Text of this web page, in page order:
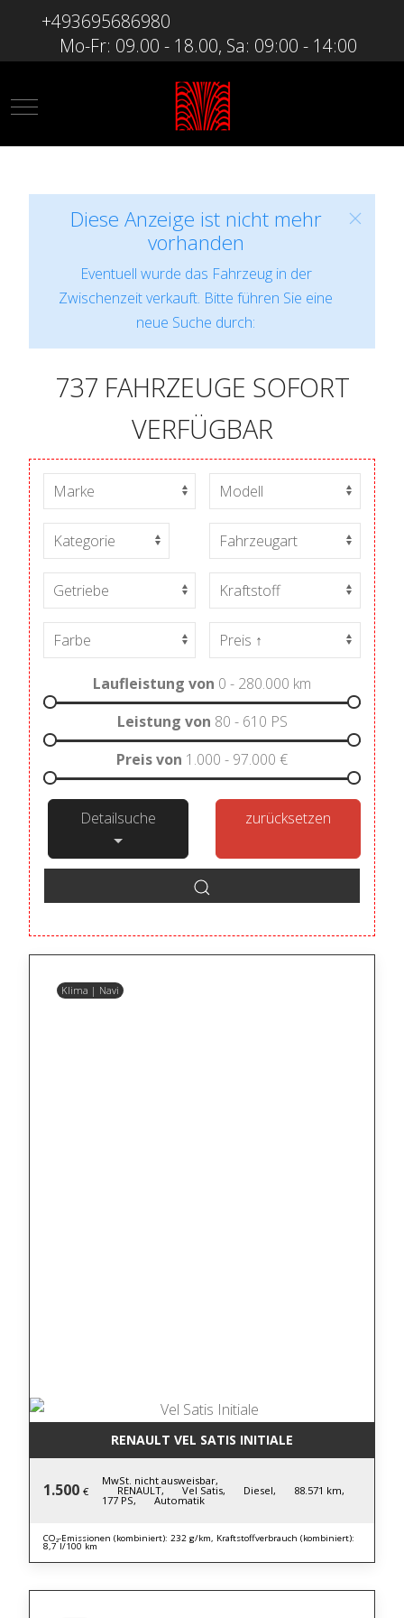
+493695686980
Mo-Fr: 09.00 - 18.00, Sa: 09:00 - 14:00
Mobile Menu Toggle
Diese Anzeige ist nicht mehr
vorhanden
Eventuell wurde das Fahrzeug in der
Zwischenzeit verkauft. Bitte führen Sie eine
neue Suche durch:
737 FAHRZEUGE SOFORT
VERFÜGBAR
Laufleistung von 0 - 280.000 km
Leistung von 80 - 610 PS
Preis von 1.000 - 97.000 €
Detailsuche zurücksetzen
Klima | Navi
RENAULT VEL SATIS INITIALE
1.500 €
MwSt. nicht ausweisbar,
RENAULT, Vel Satis, Diesel, 88.571 km,
177 PS, Automatik
CO₂-Emissionen (kombiniert): 232 g/km, Kraftstoffverbrauch (kombiniert):
8,7 l/100 km